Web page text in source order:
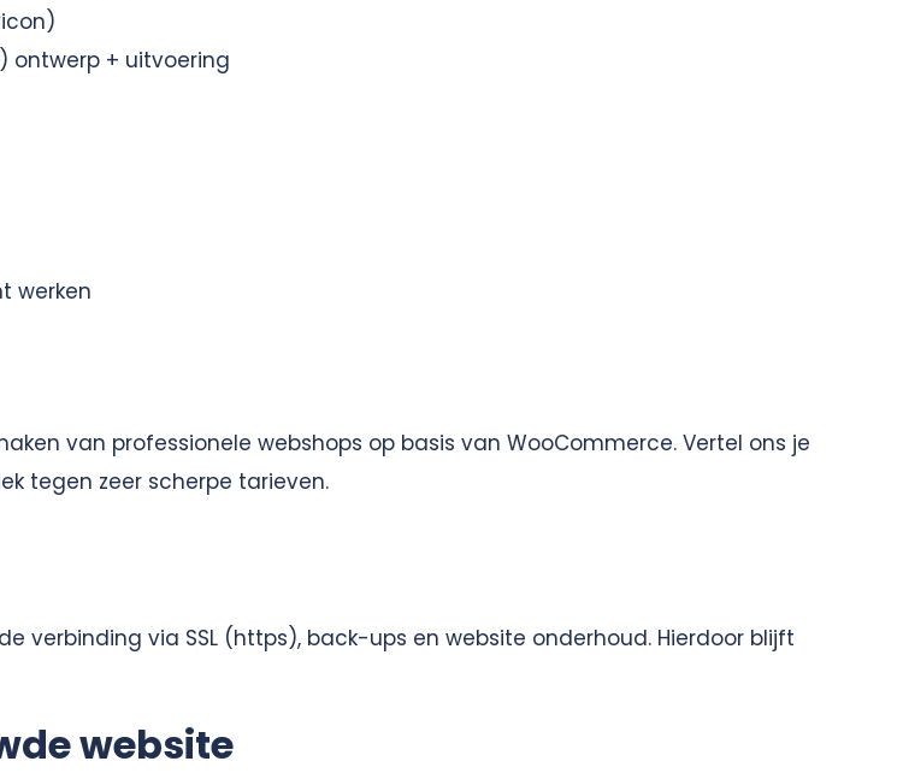
ontwerp + uitvoering
werken
van professionele webshops op basis van WooCommerce. Vertel ons je
tegen zeer scherpe tarieven.
verbinding via SSL (https), back-ups en website onderhoud. Hierdoor blijft
website